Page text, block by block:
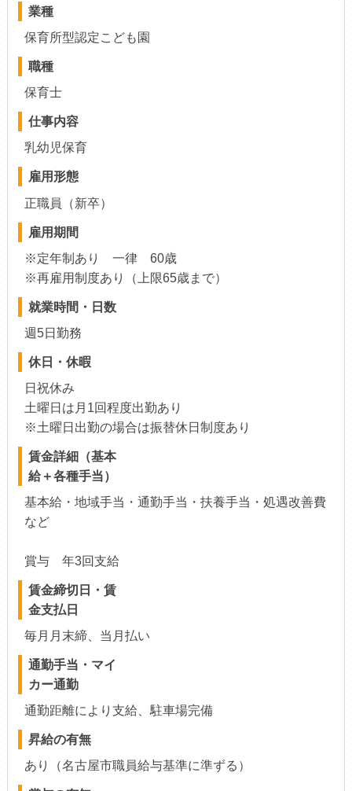
業種
保育所型認定こども園
職種
保育士
仕事内容
乳幼児保育
雇用形態
正職員（新卒）
雇用期間
※定年制あり 一律 60歳
※再雇用制度あり（上限65歳まで）
就業時間・日数
週5日勤務
休日・休暇
日祝休み
土曜日は月1回程度出勤あり
※土曜日出勤の場合は振替休日制度あり
賃金詳細（基本
給＋各種手当）
基本給・地域手当・通勤手当・扶養手当・処遇改善費
など
賞与 年3回支給
賃金締切日・賃
金支払日
毎月月末締、当月払い
通勤手当・マイ
カー通勤
通勤距離により支給、駐車場完備
昇給の有無
あり（名古屋市職員給与基準に準ずる）